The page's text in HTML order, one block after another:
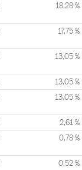
18,28 %
17,75 %
13,05 %
13,05 %
13,05 %
2,61 %
0,78 %
0,52 %